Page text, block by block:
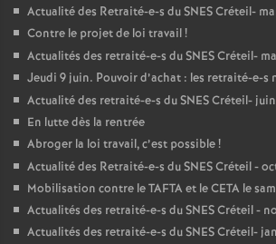
Actualité des Retraité-e-s duSNESCréteil-
Contre le projet de loi travail!
Actualités des retraité-e-s duSNESCréteil-
Jeudi 9 juin. Pouvoir d’achat : les retraité-e-s
Actualité des retraité-e-s duSNESCréteil-
En lutte dès la rentrée
Abroger la loi travail, c’est possible!
Actualité des Retraité-e-s duSNESCréteil -
Mobilisation contre leTAFTAet leCETA le
Actualités des retraité-e-s duSNESCréteil -
Actualités des retraité-e-s duSNESCréteil-